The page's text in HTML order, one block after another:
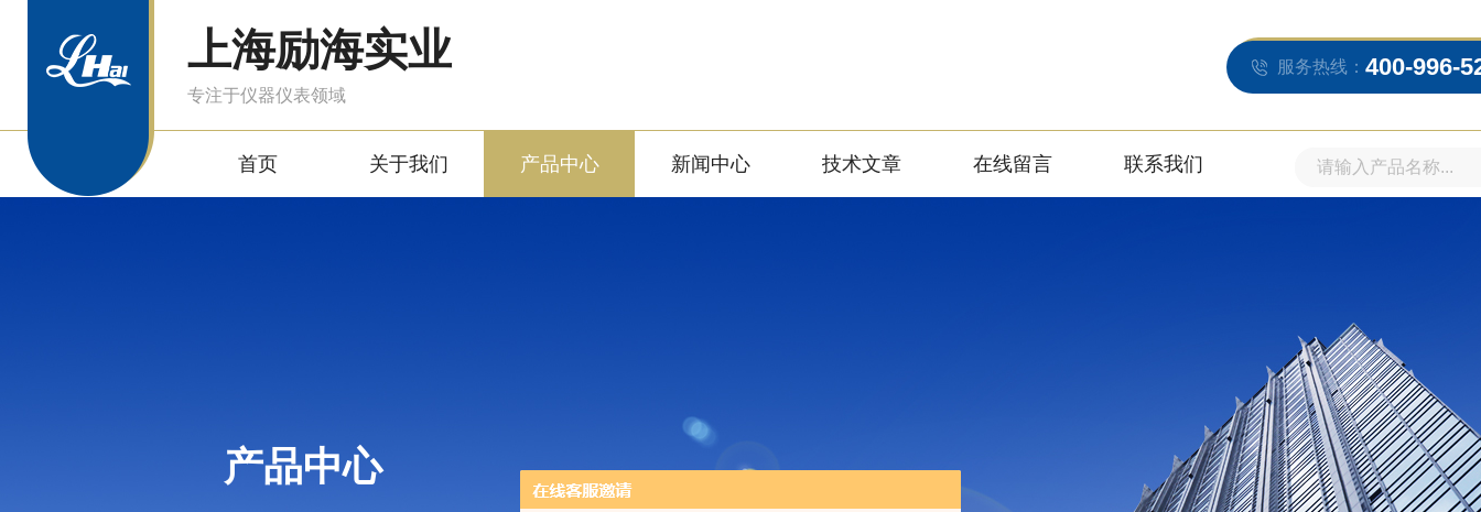
上海励海实业
专注于仪器仪表领域
服务热线： 400-996-
首页 关于我们 产品中心 新闻中心 技术文章 在线留言 联系我们
产品中心